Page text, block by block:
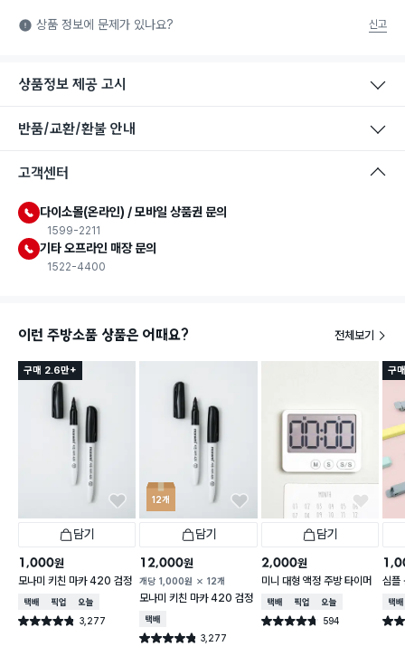
상품 정보에 문제가 있나요? 신고
상품정보 제공 고시
반품/교환/환불 안내
고객센터
다이소몰(온라인) / 모바일 상품권 문의
1599-2211
기타 오프라인 매장 문의
1522-4400
이런 주방소품 상품은 어때요? 전체보기
구매 2.6만+
담기
1,000원
모나미 키친 마카 420 검정
택배배송매장픽업오늘배송
별점 4.8점 3,277
건 작성
12개
담기
12,000원
개당 1,000원 12개
모나미 키친 마카 420 검정
택배배송
별점 4.8점 3,277
건 작성
담기
2,000원
미니 대형 액정 주방 타이머
택배배송매장픽업오늘배송
별점 4.7점 594
건 작성
구
심플
택배
별점